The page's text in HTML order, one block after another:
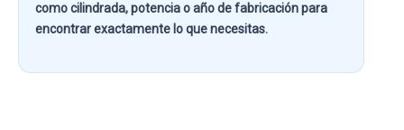
comocilindrada, potencia o año de fabricaciónpara
encontrar exactamente lo que necesitas.